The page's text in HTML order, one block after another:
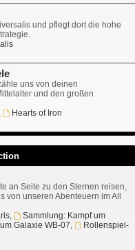
und pflegt dort die hohe
uns von deinen
und den großen
,
Hearts of Iron
an Seite zu den Sternen reisen,
von unseren Abenteuern im All
,
Sammlung: Kampf um
Galaxie WB-07,
Rollenspiel-